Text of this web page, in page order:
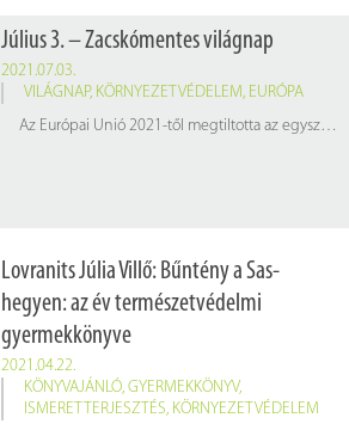
Július 3. – Zacskómentes világnap
2021.07.03.
VILÁGNAP, KÖRNYEZETVÉDELEM, EURÓPA
Az Európai Unió 2021-től megtiltotta az egyszer használatos műanyag tányérok, evőeszközök, szívószálak és pálcikák használatát. 2025-től kezdve a műanyag palackok 25-30%-át újrahasznosított műanyag hulladékból kell készíteni. Mindezen intézkedések a következő adatok árnyékában egyértelműen indokoltak.
Lovranits Júlia Villő: Bűntény a Sas-
hegyen: az év természetvédelmi
gyermekkönyve
2021.04.22.
KÖNYVAJÁNLÓ, GYERMEKKÖNYV,
ISMERETTERJESZTÉS, KÖRNYEZETVÉDELEM